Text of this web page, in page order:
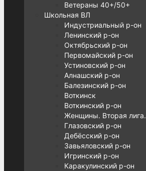
Ветераны 40+/50+
Школьная ВЛ
Индустриальный р-он
Ленинский р-он
Октябрьский р-он
Первомайский р-он
Устиновский р-он
Алнашский р-он
Балезинский р-он
Воткинск
Воткинский р-он
Женщины. Вторая лига.
Глазовский р-он
Дебёсский р-он
Завьяловский р-он
Игринский р-он
Каракулинский р-он